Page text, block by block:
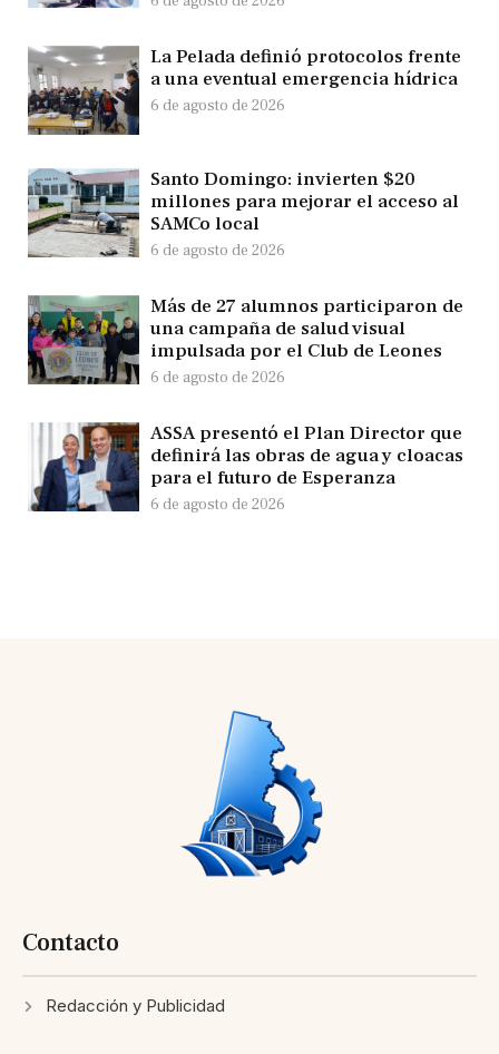
La Pelada definió protocolos frente
a una eventual emergencia hídrica
6 de agosto de 2026
Santo Domingo: invierten $20
millones para mejorar el acceso al
SAMCo local
6 de agosto de 2026
Más de 27 alumnos participaron de
una campaña de salud visual
impulsada por el Club de Leones
6 de agosto de 2026
ASSA presentó el Plan Director que
definirá las obras de agua y cloacas
para el futuro de Esperanza
6 de agosto de 2026
Contacto
Redacción y Publicidad